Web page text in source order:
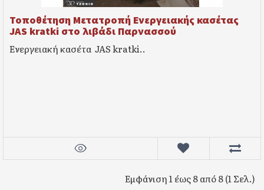
Τοποθέτηση Μετατροπή Ενεργειακής κασέτας
JAS kratki στο λιβάδι Παρνασσού
Ενεργειακή κασέτα JAS kratki..
Εμφάνιση 1 έως 8 από 8 (1 Σελ.)